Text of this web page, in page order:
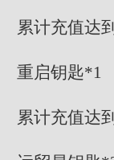
累计充值达
重启钥匙*1
累计充值达